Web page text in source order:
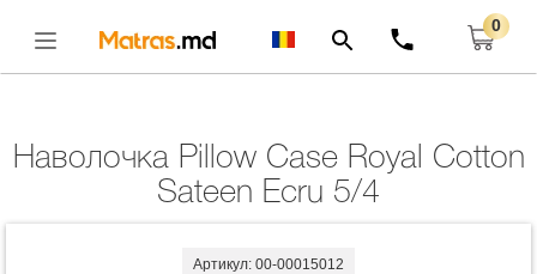
0
Наволочка Pillow Case Royal Cotton Sateen Ecru 5/4
Наволочка Pillow Case Royal Cotton
Sateen Ecru 5/4
Артикул: 00-00015012